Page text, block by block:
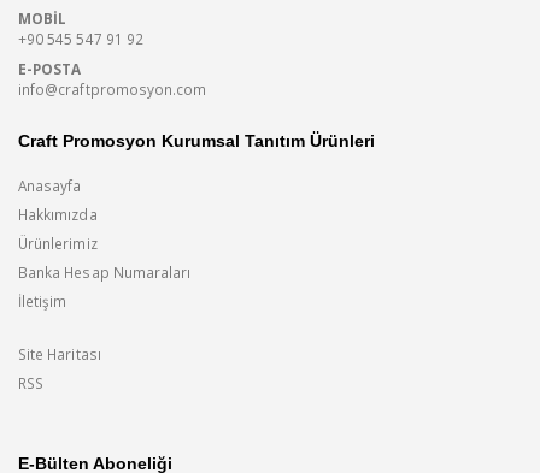
MOBIL
+90 545 547 91 92
E-POSTA
info@craftpromosyon.com
Craft Promosyon Kurumsal Tanıtım Ürünleri
Anasayfa
Hakkımızda
Ürünlerimiz
Banka Hesap Numaraları
İletişim
Site Haritası
RSS
E-Bülten Aboneliği